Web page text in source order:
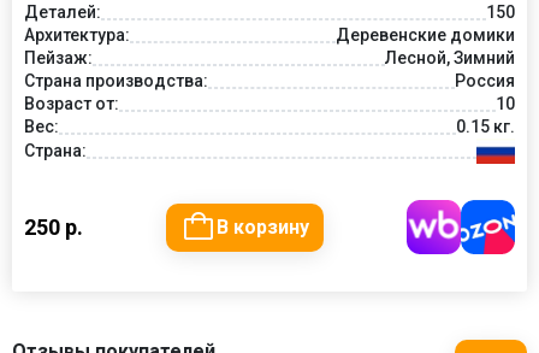
Деталей:
150
Архитектура:
Деревенские домики
Пейзаж:
Лесной, Зимний
Страна производства:
Россия
Возраст от:
10
Вес:
0.15 кг.
Страна:
250 р. В корзину